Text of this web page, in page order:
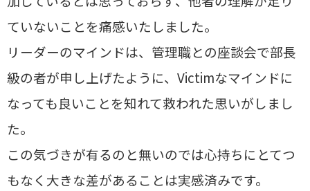
ていないことを痛感いたしました。
リーダーのマインドは、管理職との座談会で部長
級の者が申し上げたように、Victimなマインドに
なっても良いことを知れて救われた思いがしまし
た。
この気づきが有るのと無いのでは心持ちにとてつ
もなく大きな差があることは実感済みです。